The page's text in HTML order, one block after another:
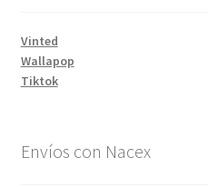
Vinted
Wallapop
Tiktok
Envíos con Nacex